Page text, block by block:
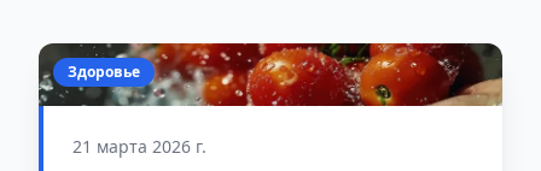
Здоровье
21 марта 2026 г.